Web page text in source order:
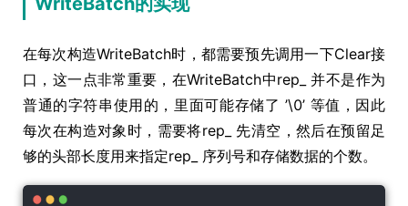
在每次构造WriteBatch时，都需要预先调用一下Clear接
口，这一点非常重要，在WriteBatch中rep_ 并不是作为
普通的字符串使用的，里面可能存储了 ’\0’ 等值，因此
每次在构造对象时，需要将rep_ 先清空，然后在预留足
够的头部长度用来指定rep_ 序列号和存储数据的个数。